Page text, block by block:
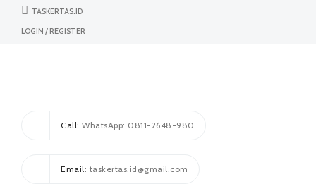
TASKERTAS.ID
LOGIN / REGISTER
Call: WhatsApp: 0811-2648-980
Email : taskertas.id@gmail.com